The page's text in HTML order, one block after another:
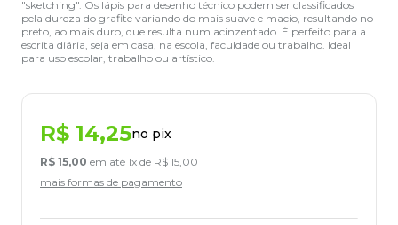
"sketching". Os lápis para desenho técnico podem ser classificados
pela dureza do grafite variando do mais suave e macio, resultando no
preto, ao mais duro, que resulta num acinzentado. É perfeito para a
escrita diária, seja em casa, na escola, faculdade ou trabalho. Ideal
para uso escolar, trabalho ou artístico.
R$ 14,25no pix
R$ 15,00 em até 1x de R$ 15,00
mais formas de pagamento